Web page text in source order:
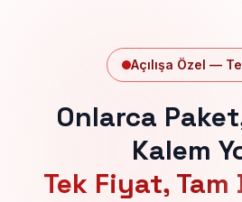
Açılışa Özel —
Onlarca
Kalem
Tek Fiyat, Tam